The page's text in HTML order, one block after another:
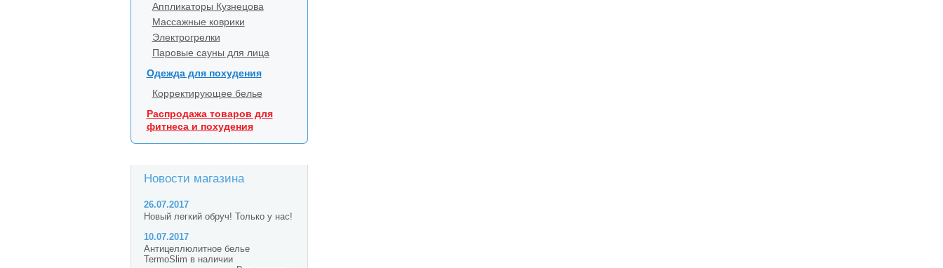
Аппликаторы Кузнецова
Массажные коврики
Электрогрелки
Паровые сауны для лица
Одежда для похудения
Корректирующее белье
Распродажа товаров для
фитнеса и похудения
Новости магазина
26.07.2017
Новый легкий обруч! Только у нас!
10.07.2017
Антицеллюлитное белье
TermoSlim в наличии